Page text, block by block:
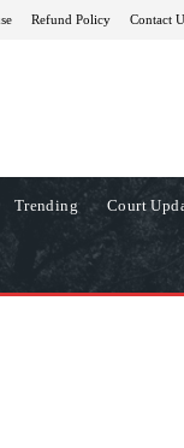
Refund Policy Contact
Trending Court